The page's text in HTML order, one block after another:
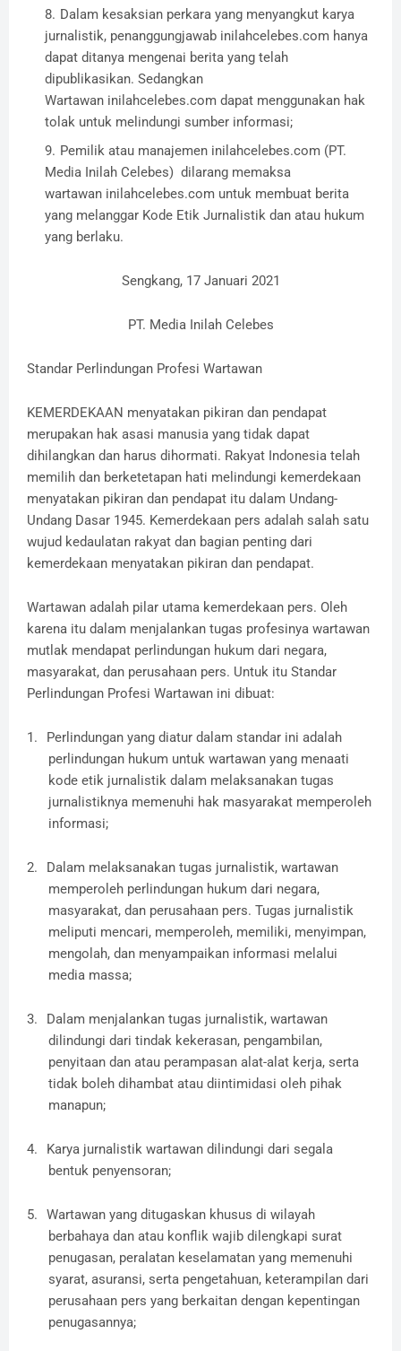
Dalam kesaksian perkara yang menyangkut karya
jurnalistik, penanggungjawab inilahcelebes.com hanya
dapat ditanya mengenai berita yang telah
dipublikasikan. Sedangkan
Wartawan inilahcelebes.com dapat menggunakan hak
tolak untuk melindungi sumber informasi;
Pemilik atau manajemen inilahcelebes.com (PT.
Media Inilah Celebes) dilarang memaksa
wartawan inilahcelebes.com untuk membuat berita
yang melanggar Kode Etik Jurnalistik dan atau hukum
yang berlaku.
Sengkang, 17 Januari 2021
PT. Media Inilah Celebes
Standar Perlindungan Profesi Wartawan
KEMERDEKAAN menyatakan pikiran dan pendapat
merupakan hak asasi manusia yang tidak dapat
dihilangkan dan harus dihormati. Rakyat Indonesia telah
memilih dan berketetapan hati melindungi kemerdekaan
menyatakan pikiran dan pendapat itu dalam Undang-
Undang Dasar 1945. Kemerdekaan pers adalah salah satu
wujud kedaulatan rakyat dan bagian penting dari
kemerdekaan menyatakan pikiran dan pendapat.
Wartawan adalah pilar utama kemerdekaan pers. Oleh
karena itu dalam menjalankan tugas profesinya wartawan
mutlak mendapat perlindungan hukum dari negara,
masyarakat, dan perusahaan pers. Untuk itu Standar
Perlindungan Profesi Wartawan ini dibuat:
1.
Perlindungan yang diatur dalam standar ini adalah
perlindungan hukum untuk wartawan yang menaati
kode etik jurnalistik dalam melaksanakan tugas
jurnalistiknya memenuhi hak masyarakat memperoleh
informasi;
2.
Dalam melaksanakan tugas jurnalistik, wartawan
memperoleh perlindungan hukum dari negara,
masyarakat, dan perusahaan pers. Tugas jurnalistik
meliputi mencari, memperoleh, memiliki, menyimpan,
mengolah, dan menyampaikan informasi melalui
media massa;
3.
Dalam menjalankan tugas jurnalistik, wartawan
dilindungi dari tindak kekerasan, pengambilan,
penyitaan dan atau perampasan alat-alat kerja, serta
tidak boleh dihambat atau diintimidasi oleh pihak
manapun;
4.
Karya jurnalistik wartawan dilindungi dari segala
bentuk penyensoran;
5.
Wartawan yang ditugaskan khusus di wilayah
berbahaya dan atau konflik wajib dilengkapi surat
penugasan, peralatan keselamatan yang memenuhi
syarat, asuransi, serta pengetahuan, keterampilan dari
perusahaan pers yang berkaitan dengan kepentingan
penugasannya;